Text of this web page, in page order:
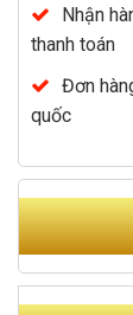
Nhận
thanh toán
Đơn
quốc